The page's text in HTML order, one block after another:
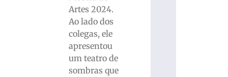
Artes 2024.
Ao lado dos
colegas, ele
apresentou
um teatro de
sombras que